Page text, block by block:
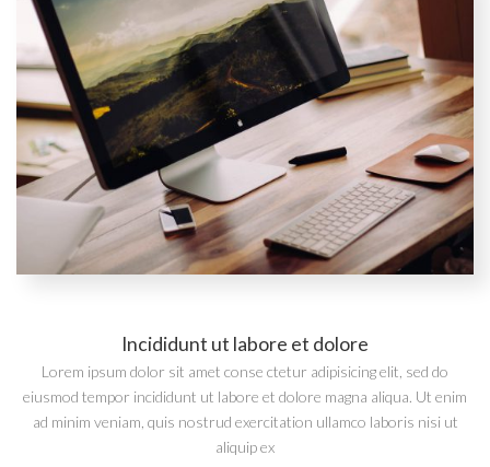
Incididunt ut labore et dolore
Lorem ipsum dolor sit amet conse ctetur adipisicing elit, sed do
eiusmod tempor incididunt ut labore et dolore magna aliqua. Ut enim
ad minim veniam, quis nostrud exercitation ullamco laboris nisi ut
aliquip ex